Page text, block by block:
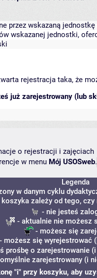
przez wskazaną
wskazanej jednostki,
rejestracja taka, że
już zarejestrowany (lub
o rejestracji i zajęciach
w menu Mój USOSweb.
Legenda
w danym cyklu
zależy od tego,
- nie jesteś
- aktualnie nie możesz
- możesz się
możesz się wyrejestrować
prośbę o zarejestrowanie
zarejestrowany (i
"i" przy koszyku, aby